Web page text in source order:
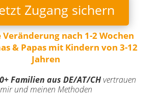
Zugang sichern
nach 1-2 Wochen
& Papas mit Kindern von 3-12
Jahren
Familien aus DE/AT/CHvertrauen
mir und meinen Methoden